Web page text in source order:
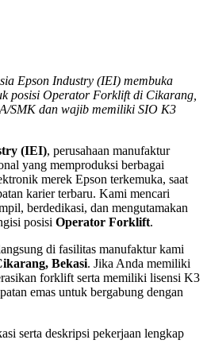
Epson Industry (IEI) membuka
posisi Operator Forklift di Cikarang,
SMK dan wajib memiliki SIO K3
(IEI), perusahaan manufaktur
yang memproduksi berbagai
merek Epson terkemuka, saat
karier terbaru. Kami mencari
berdedikasi, dan mengutamakan
posisi Operator Forklift.
di fasilitas manufaktur kami
Bekasi. Jika Anda memiliki
forklift serta memiliki lisensi K3
emas untuk bergabung dengan
serta deskripsi pekerjaan lengkap